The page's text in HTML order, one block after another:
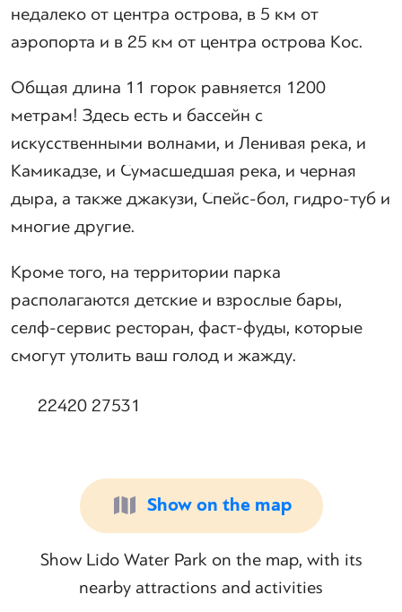
недалеко от центра острова, в 5 км от
аэропорта и в 25 км от центра острова Кос.
Общая длина 11 горок равняется 1200
метрам! Здесь есть и бассейн с
искусственными волнами, и Ленивая река, и
Камикадзе, и Сумасшедшая река, и черная
дыра, а также джакузи, Спейс-бол, гидро-туб и
многие другие.
Кроме того, на территории парка
располагаются детские и взрослые бары,
селф-сервис ресторан, фаст-фуды, которые
смогут утолить ваш голод и жажду.
22420 27531
Show on the map
Show Lido Water Park on the map, with its
nearby attractions and activities